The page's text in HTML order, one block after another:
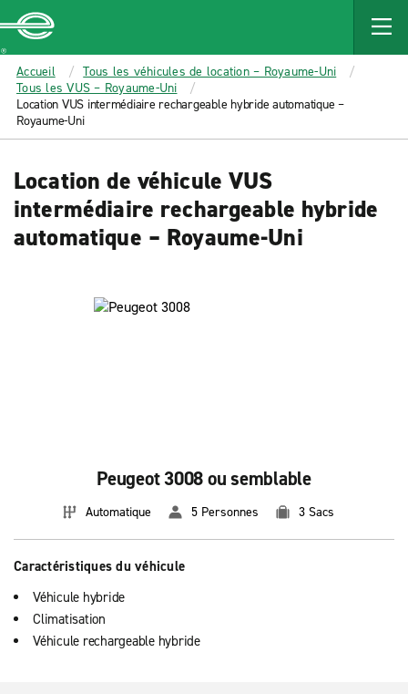
MAIN
CONTENT
Enterprise
Accueil
Tous les véhicules de location – Royaume-Uni
Tous les VUS – Royaume-Uni
Location VUS intermédiaire rechargeable hybride automatique –
Royaume-Uni
Location de véhicule VUS
intermédiaire rechargeable hybride
automatique – Royaume-Uni
Peugeot 3008 ou semblable
Automatique 5 Personnes 3 Sacs
Caractéristiques du véhicule
Véhicule hybride
Climatisation
Véhicule rechargeable hybride